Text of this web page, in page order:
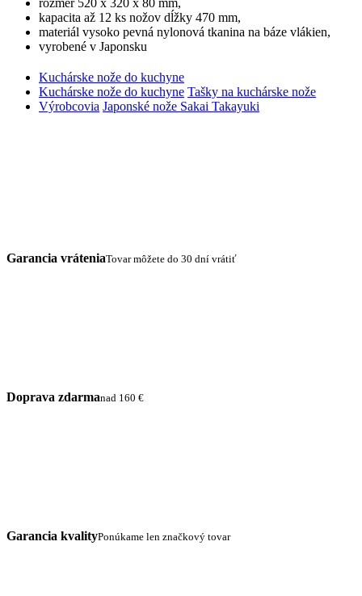
kapacita až 12 ks nožov dĺžky 470 mm,
materiál vysoko pevná nylonová tkanina na báze vlákien,
vyrobené v Japonsku
Kuchárske nože do kuchyne
Kuchárske nože do kuchyne Tašky na kuchárske nože
Výrobcovia Japonské nože Sakai Takayuki
Garancia vráteniaTovar môžete do 30 dní vrátiť
Doprava zdarmanad 160 €
Garancia kvalityPonúkame len značkový tovar